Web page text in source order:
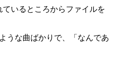
ているところからファイルを
うな曲ばかりで、「なんであ